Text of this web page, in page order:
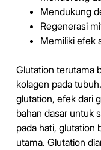
Mendukung
Regenerasi
Memiliki efek
Glutation terutama
kolagen pada
glutation, efek dari
bahan dasar untuk
pada hati, glutation
utama. Glutation